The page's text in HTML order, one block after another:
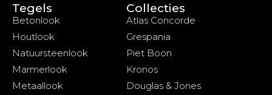
Tegels
Betonlook
Houtlook
Natuursteenlook
Marmerlook
Metaallook
Collecties
Atlas Concorde
Grespania
Piet Boon
Kronos
Douglas & Jones